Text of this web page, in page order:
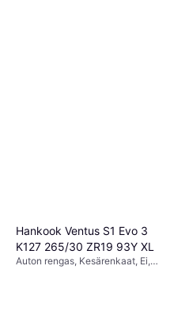
Hankook Ventus S1 Evo 3
K127 265/30 ZR19 93Y XL
Auton rengas, Kesärenkaat, Ei,